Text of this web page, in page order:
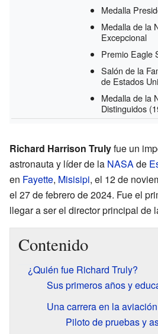
Medalla
Medalla de la
Excepcional
Premio Eagle
Salón de la
de Estados
Medalla de la
Distinguidos
Richard Harrison Trulyfue un
astronauta y líder de la NASAde
en Fayette, Misisipi, el 12 de
el 27 de febrero de 2024. Fue el
llegar a ser el director principal de
Contenido
¿Quién fue Richard Truly?
Sus primeros años y
Una carrera en la
Piloto de pruebas y